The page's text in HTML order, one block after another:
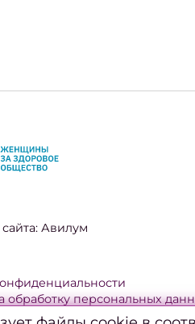
Авилум
обработку персональных
файлов куки